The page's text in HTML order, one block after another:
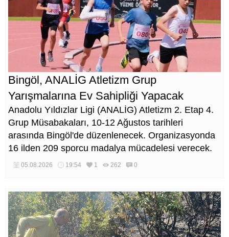
Bingöl, ANALİG Atletizm Grup
Yarışmalarına Ev Sahipliği Yapacak
Anadolu Yıldızlar Ligi (ANALİG) Atletizm 2. Etap 4.
Grup Müsabakaları, 10-12 Ağustos tarihleri
arasında Bingöl'de düzenlenecek. Organizasyonda
16 ilden 209 sporcu madalya mücadelesi verecek.
05.08.2026 19:54 1 262 0